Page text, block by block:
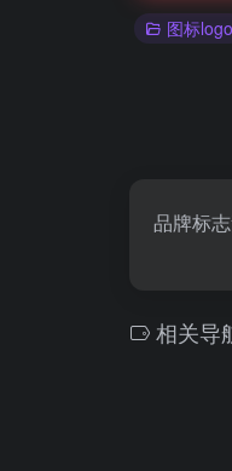
图标logo
品牌标
相关导